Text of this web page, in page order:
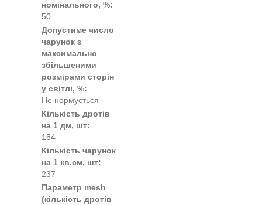
номінального, %:
50
Допустиме число
чарунок з
максимально
збільшеними
розмірами сторін
у світлі, %:
Не нормується
Кількість дротів
на 1 дм, шт:
154
Кількість чарунок
на 1 кв.см, шт:
237
Параметр mesh
(кількість дротів